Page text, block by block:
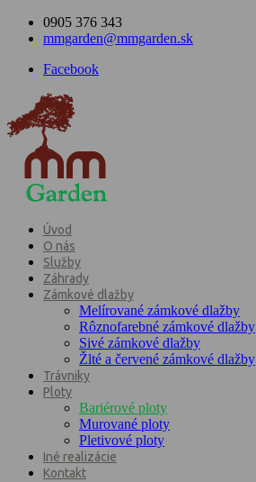
0905 376 343
mmgarden@mmgarden.sk
Facebook
Úvod
O nás
Služby
Záhrady
Zámkové dlažby
Melírované zámkové dlažby
Rôznofarebné zámkové dlažby
Sivé zámkové dlažby
Žlté a červené zámkové dlažby
Trávniky
Ploty
Bariérové ploty
Murované ploty
Pletivové ploty
Iné realizácie
Kontakt